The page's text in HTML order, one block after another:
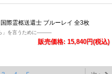
際霊柩送還士 ブルーレイ 全3枚
」を言うために―――
販売価格: 15,840円(税込)